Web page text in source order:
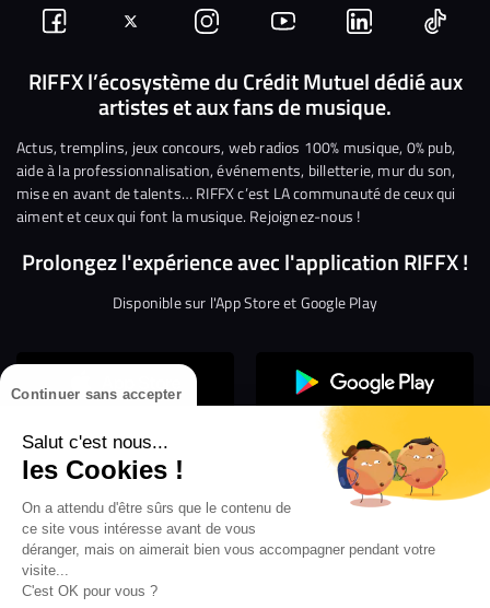
Continuer sans accepter
Salut c'est nous...
les Cookies !
On a attendu d'être sûrs que le contenu de
ce site vous intéresse avant de vous
déranger, mais on aimerait bien vous accompagner pendant votre
visite...
C'est OK pour vous ?
Suivez-
nous
Facebook
Suivez-
nous
sur
Twitter
Nous
rejoindre
sur
Instagram
Nous
rejoindre
sur
YouTube
Nous
rejoindre
sur
Linkedin
Nous
RIFFX l’écosystème du Crédit Mutuel dédié aux
artistes et aux fans de musique.
Actus, tremplins, jeux concours, web radios 100% musique, 0% pub,
aide à la professionnalisation, événements, billetterie, mur du son,
mise en avant de talents… RIFFX c’est LA communauté de ceux qui
aiment et ceux qui font la musique. Rejoignez-nous !
Prolongez l'expérience avec l'application RIFFX !
Disponible sur l'App Store et Google Play
Confidentialité
Gestion des cookies
Conditions générales d’utilisation
Mentions légales
les webradios RIFFX